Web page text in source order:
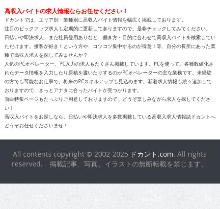
高収入バイトの求人情報ならお任せください！
ドカントでは、エリア別・業種別に高収入バイト情報を幅広く掲載しております。
注目のピックアップ求人も定期的に更新して参りますので、是非チェックしてみてください。
日払いや即決求人、また社員登用ありなど、働き方・目的に合わせて高収入バイトを検索してい
ただけます。接客が好き！という方や、コツコツ集中するのが得意！等、自分の長所にあった業
種で高収入求人を探してみませんか？
人気のPCオペレーター、PC入力の求人もたくさん掲載しています。PCを使って、各種数値化さ
れたデータ情報を入力したり原稿を書いたりするのがPCオペレーターの主な業務です。未経験
の方でも可能なお仕事で、将来のPCスキルアップも見込めます。新着求人情報も続々追加して
おりますので、きっとアナタに合ったバイトが見つかります。
面白特集ページもたっぷりご用意しておりますので、どうぞ楽しみながら求人を探してくださ
い！
高収入バイトをお探しなら、日払いや即決求人を多数掲載している高収入求人情報誌ドカントへ
どうぞお任せくださいませ！
All contents copyright © 2002-2025 ドカント.com. All rights
reserved. 掲載記事、写真、イラストの無断転載を禁じます。